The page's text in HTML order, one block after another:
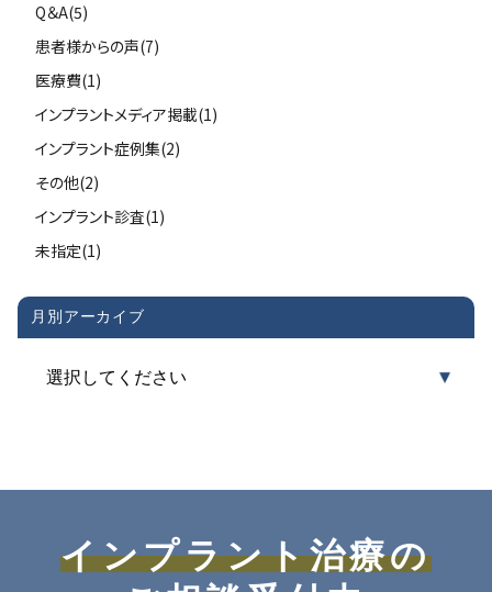
Q＆A(5)
患者様からの声(7)
医療費(1)
インプラントメディア掲載(1)
インプラント症例集(2)
その他(2)
インプラント診査(1)
未指定(1)
月別アーカイブ
インプラント治療の